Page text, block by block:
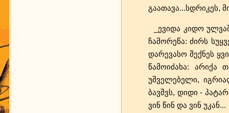
გაათავა...სდრიკეს,
_ევიდა კიდო
ჩამორეწა: ძირს
დარევასო შექნეს
წამოიძახა: არიქა
უშველებელი,
ბავშვს, დიდი -
ვინ წინ და ვინ უკან...